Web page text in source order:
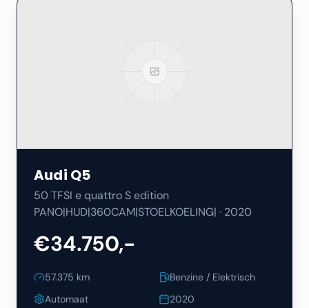
Audi Q5
50 TFSI e quattro S edition
PANO|HUD|360CAM|STOELKOELING| · 2020
€34.750,-
57.375 km
Benzine / Elektrisch
Automaat
2020